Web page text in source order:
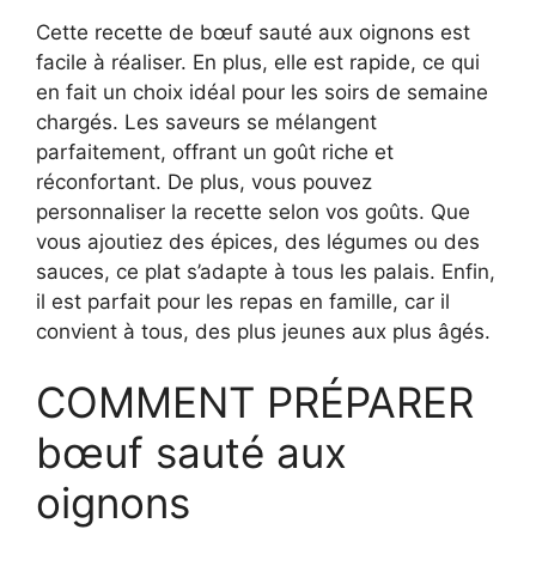
Cette recette de bœuf sauté aux oignons est
facile à réaliser. En plus, elle est rapide, ce qui
en fait un choix idéal pour les soirs de semaine
chargés. Les saveurs se mélangent
parfaitement, offrant un goût riche et
réconfortant. De plus, vous pouvez
personnaliser la recette selon vos goûts. Que
vous ajoutiez des épices, des légumes ou des
sauces, ce plat s’adapte à tous les palais. Enfin,
il est parfait pour les repas en famille, car il
convient à tous, des plus jeunes aux plus âgés.
COMMENT PRÉPARER
bœuf sauté aux
oignons